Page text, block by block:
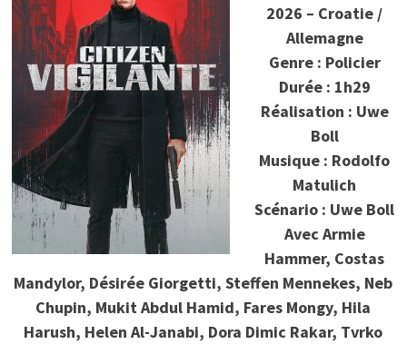
2026 – Croatie /
Allemagne
Genre : Policier
Durée : 1h29
Réalisation : Uwe
Boll
Musique : Rodolfo
Matulich
Scénario : Uwe Boll
Avec Armie
Hammer, Costas
Mandylor, Désirée Giorgetti, Steffen Mennekes, Neb
Chupin, Mukit Abdul Hamid, Fares Mongy, Hila
Harush, Helen Al-Janabi, Dora Dimic Rakar, Tvrko